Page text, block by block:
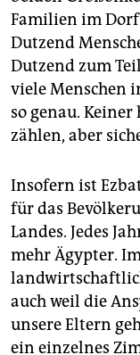
Familien im Dorf
Dutzend
Dutzend zum
viele Menschen
so genau.
zählen, aber
Insofern ist
für das
Landes. Jedes
mehr Ägypter.
auch weil die
unsere Eltern
ein einzelnes